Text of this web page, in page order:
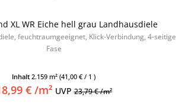
XL WR Eiche hell grau Landhausdiele
feuchtraumgeeignet, Klick-Verbindung, 4-seitige
Fase
Inhalt 2.159 m² (41,00 € / 1 )
€ /m² UVP23,79 € /m²